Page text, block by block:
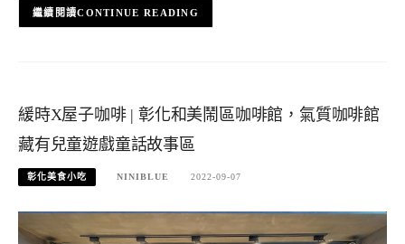
CONTINUE READING
緩時X屋子咖啡 | 彰化和美鬧區咖啡館，氣質咖啡館
藏有兒童遊戲童話故事區
彰化美食小吃 NINIBLUE 2022-09-07